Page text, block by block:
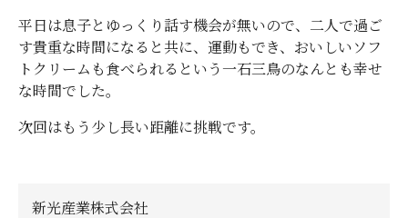
平日は息子とゆっくり話す機会が無いので、二人で過ご
す貴重な時間になると共に、運動もでき、おいしいソフ
トクリームも食べられるという一石三鳥のなんとも幸せ
な時間でした。
次回はもう少し長い距離に挑戦です。
新光産業株式会社